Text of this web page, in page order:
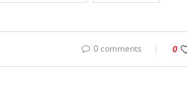
0 comments 0